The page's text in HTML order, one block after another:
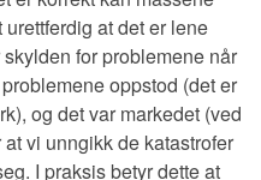
at det er lene
for problemene når
oppstod (det er
og det var markedet (ved
vi unngikk de katastrofer
I praksis betyr dette at